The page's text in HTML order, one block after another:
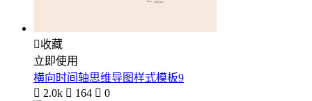
收藏
立即使用
横向时间轴思维导图样式模板9
 2.0k  164  0